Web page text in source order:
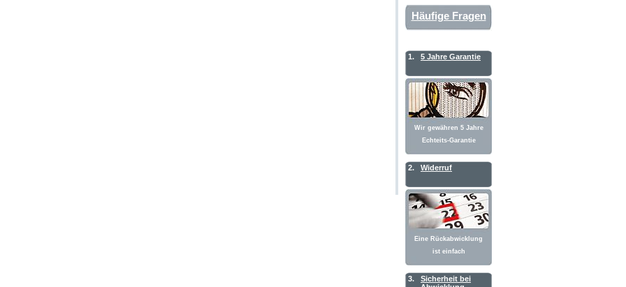
Häufige Fragen
1. 5 Jahre Garantie
Wir gewähren 5 Jahre
Echteits-Garantie
2. Widerruf
Eine Rückabwicklung
ist einfach
3.
Sicherheit bei